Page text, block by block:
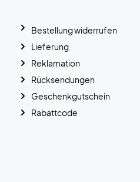
Bestellung widerrufen
Lieferung
Reklamation
Rücksendungen
Geschenkgutschein
Rabattcode